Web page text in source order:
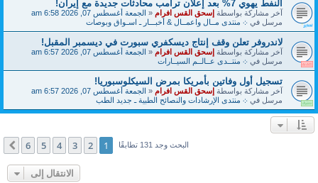
النفط يهوي 7% بعد إعلان ترامب محادثات جديدة مع إيران!
آخر مشاركة بواسطةإسحق القس افرام«الجمعة أغسطس 07, 2026 6:58 am
مرسل في܀ منتدى مــال واعمــال & أخبـــار ـ اسـواق وبوصات
لاندروفر تعلن وقف إنتاج ديسكفري سبورت في ديسمبر المقبل!
آخر مشاركة بواسطةإسحق القس افرام«الجمعة أغسطس 07, 2026 6:57 am
مرسل في܀ منتــدى عــالــم السيــارات
تسجيل أول وفاتين بأمريكا بمرض السيكلوسبوريا!
آخر مشاركة بواسطةإسحق القس افرام«الجمعة أغسطس 07, 2026 6:57 am
مرسل في܀ منتدى الإرشادات والنصائح الطبية ـ جديد الطب
البحث وجد 131 تطابقًا 1
2
3
4
5
6 التالي
الانتقال إلى